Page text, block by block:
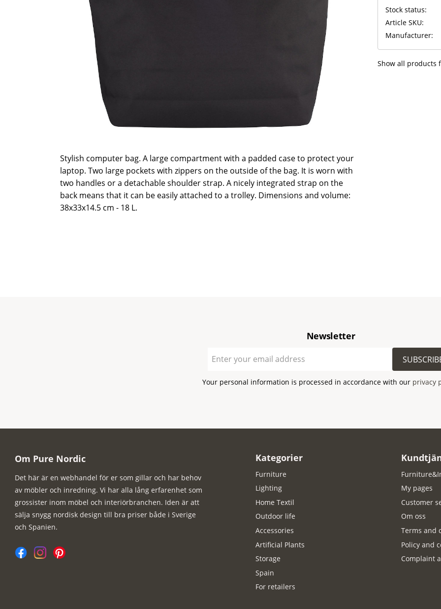
Stock status
Article SKU
Manufacturer
Show all products
Stylish computer bag. A large compartment with a padded case to protect your
laptop. Two large pockets with zippers on the outside of the bag. It is worn with
two handles or a detachable shoulder strap. A nicely integrated strap on the
back means that it can be easily attached to a trolley. Dimensions and volume:
38x33x14.5 cm - 18 L.
Newsletter
Your personal information is processed in accordance with our privacy
Om Pure Nordic
Det här är en webhandel för er som gillar och har behov
av möbler och inredning. Vi har alla lång erfarenhet som
grossister inom möbel och interiörbranchen. Iden är att
sälja snygg nordisk design till bra priser både i Sverige
och Spanien.
Kategorier
Furniture
Lighting
Home Textil
Outdoor life
Accessories
Artificial Plants
Storage
Spain
For retailers
My pages
Customer
Om oss
Terms and
Policy and
Complaint